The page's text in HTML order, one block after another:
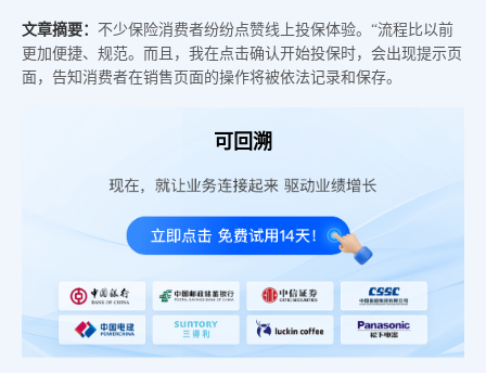
文章摘要： 不少保险消费者纷纷点赞线上投保体验。“流程比以前
更加便捷、规范。而且，我在点击确认开始投保时，会出现提示页
面，告知消费者在销售页面的操作将被依法记录和保存。
可回溯